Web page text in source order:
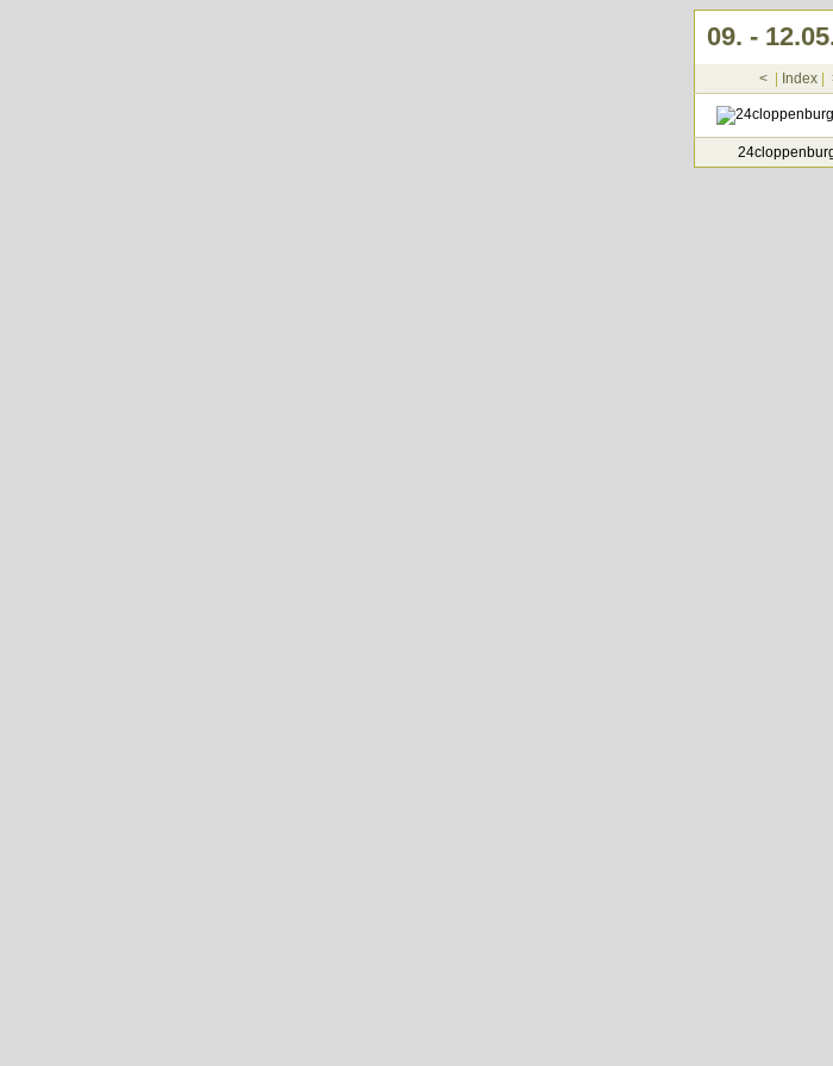
09. -
< Index